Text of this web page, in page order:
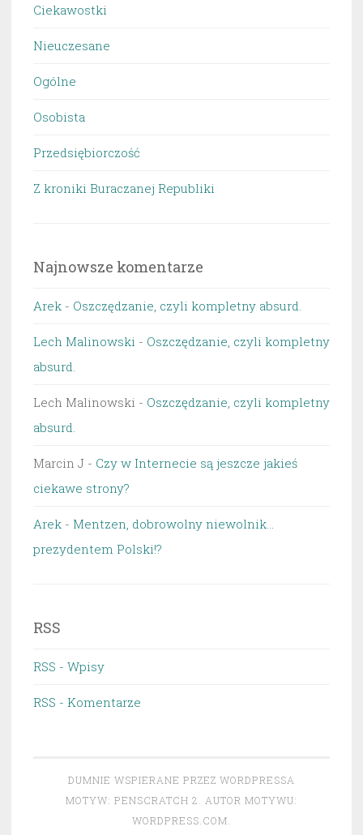
Ciekawostki
Nieuczesane
Ogólne
Osobista
Przedsiębiorczość
Z kroniki Buraczanej Republiki
Najnowsze komentarze
Arek - Oszczędzanie, czyli kompletny absurd.
Lech Malinowski - Oszczędzanie, czyli kompletny
absurd.
Lech Malinowski - Oszczędzanie, czyli kompletny
absurd.
Marcin J - Czy w Internecie są jeszcze jakieś
ciekawe strony?
Arek - Mentzen, dobrowolny niewolnik…
prezydentem Polski!?
RSS
RSS - Wpisy
RSS - Komentarze
DUMNIE WSPIERANE PRZEZ WORDPRESSA
MOTYW: PENSCRATCH 2. AUTOR MOTYWU:
WORDPRESS.COM.